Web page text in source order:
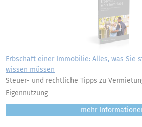
Erbschaft einer Immobilie: Alles, was Sie
wissen müssen
Steuer- und rechtliche Tipps zu
Eigennutzung
mehr